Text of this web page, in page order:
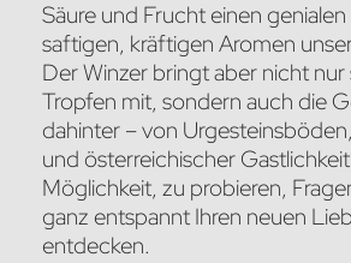
Säure und Frucht einen
saftigen, kräftigen Aromen
Der Winzer bringt aber nicht nur
Tropfen mit, sondern auch die
dahinter – von
und österreichischer
Möglichkeit, zu probieren,
ganz entspannt Ihren neuen
entdecken.